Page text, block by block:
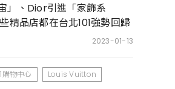
」、Dior引進「家飾系
精品店都在台北101強勢回歸
2023-01-13
購物中心
Louis Vuitton